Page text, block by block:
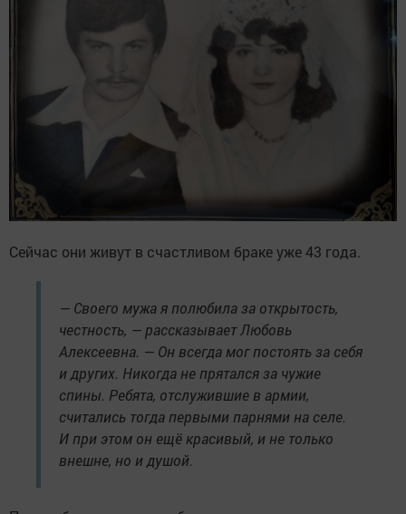
Сейчас они живут в счастливом браке уже 43 года.
— Своего мужа я полюбила за открытость,
честность, — рассказывает Любовь
Алексеевна. — Он всегда мог постоять за себя
и других. Никогда не прятался за чужие
спины. Ребята, отслужившие в армии,
считались тогда первыми парнями на селе.
И при этом он ещё красивый, и не только
внешне, но и душой.